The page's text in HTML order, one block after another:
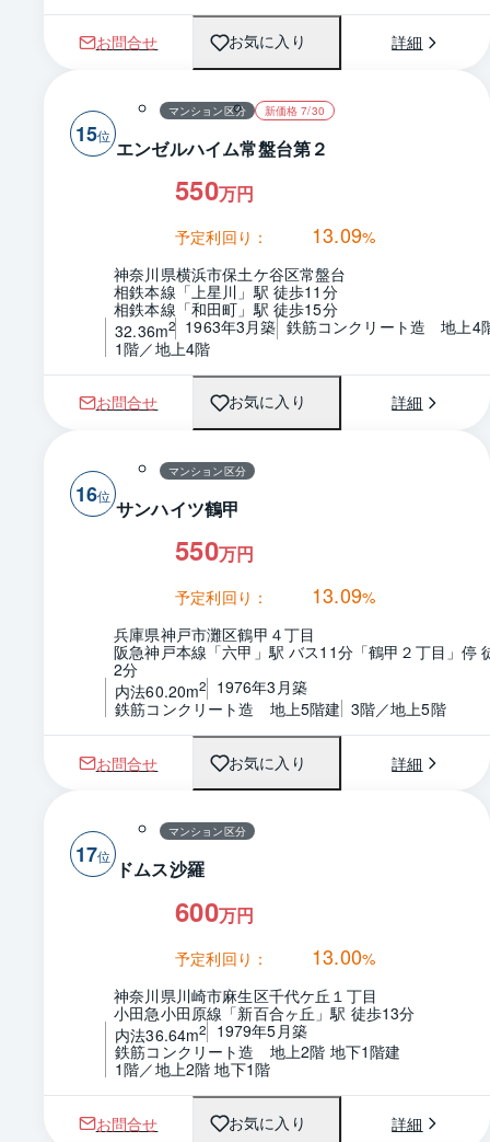
お問合せ お気に入り 詳細
15
マンション区分 新価格 7/30
エンゼルハイム常盤台第２
550万円
予定利回り： 13.09%
神奈川県横浜市保土ケ谷区常盤台
相鉄本線「上星川」駅 徒歩11分
相鉄本線「和田町」駅 徒歩15分
32.36m2 1963年3月築 鉄筋コンクリート造　地上4
1階／地上4階
お問合せ お気に入り 詳細
16
マンション区分
サンハイツ鶴甲
550万円
予定利回り： 13.09%
兵庫県神戸市灘区鶴甲４丁目
阪急神戸本線「六甲」駅 バス11分「鶴甲２丁目」停
2分
内法60.20m2
1976年3月築
鉄筋コンクリート造　地上5階建 3階／地上5階
お問合せ お気に入り 詳細
17
マンション区分
ドムス沙羅
600万円
予定利回り： 13.00%
神奈川県川崎市麻生区千代ケ丘１丁目
小田急小田原線「新百合ヶ丘」駅 徒歩13分
内法36.64m2
1979年5月築
鉄筋コンクリート造　地上2階 地下1階建
1階／地上2階 地下1階
お問合せ お気に入り 詳細